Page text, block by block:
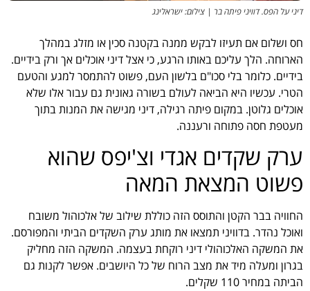
דיני על הפס. דוויני פיתה בר | צילום: ישראלינג
חס ושלום אם תעיזו לבקש ממנה בקטנה סכין או מזלג במהלך
הארוחה. הלך עליכם באותו הרגע, כי אצל דיני אוכלים אך ורק בידיים.
בידיים. כלומר בלי סכו"ם בלשון העם, פשוט להתמסר למגע והטעם
הטרי. עכשיו היא הביאה לעולם בשורה גאונית גם עבור אלו שלא
אוכלים גלוטן. במקום פיתה רגילה, דיני מגישה את המנות בתוך
מעטפת חסה פתוחה ורעננה.
ערק שקדים אגדי וצ'יפס שהוא
פשוט המצאת המאה
החוויה בבר הקטן והתוסס הזה כוללת שילוב של אלכוהול משובח
ואוכל נהדר. בדוויני תמצאו את מותג ערק השקדים הביתי והמפורסם.
את המשקה האלכוהולי דיני רוקחת בעצמה. המשקה הזה מחליק
בגרון ומעלה מיד את מצב הרוח של כל היושבים. אפשר לקנות גם
הביתה במחיר 110 שקלים.